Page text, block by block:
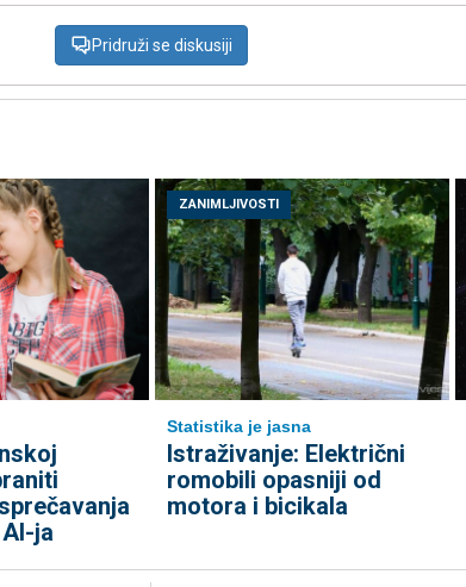
Pridruži se diskusiji
ja
ZANIMLJIVOSTI
Statistika je jasna
Istraživanje: Električni
romobili opasniji od
motora i bicikala